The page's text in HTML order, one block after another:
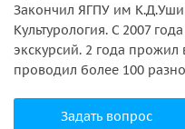
Закончил ЯГПУ им
Культурология. С 2007
экскурсий. 2 года прожил
проводил более 100
Задать вопрос